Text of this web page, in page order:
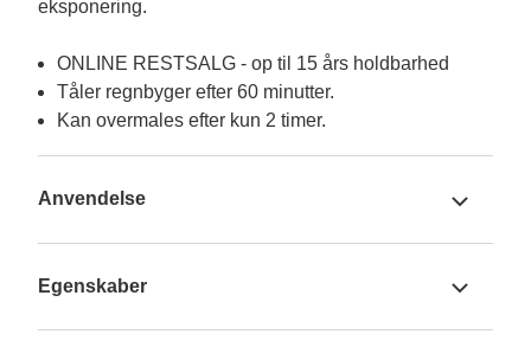
ONLINE RESTSALG - op til 15 års holdbarhed
Tåler regnbyger efter 60 minutter.
Kan overmales efter kun 2 timer.
Anvendelse
Egenskaber